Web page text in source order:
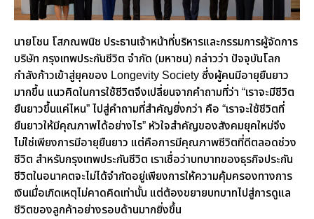
นายโชน โสภณพนิช ประธานเจ้าหน้าที่บริหารและกรรมการผู้จัดการ
บริษัท กรุงเทพประกันชีวิต จำกัด (มหาชน) กล่าวว่า ปัจจุบันโลก
กำลังก้าวเข้าสู่ยุคของ Longevity Societyซึ่งผู้คนมีอายุยืนยาว
มากขึ้น แนวคิดในการใช้ชีวิตจึงเปลี่ยนจากคำถามที่ว่า “เราจะมีชีวิต
ยืนยาวขึ้นแค่ไหน”ไปสู่คำถามที่สำคัญยิ่งกว่า คือ “เราจะใช้ชีวิตที่
ยืนยาวให้มีคุณภาพได้อย่างไร” หัวใจสำคัญของสังคมยุคใหม่จึง
ไม่ใช่เพียงการมีอายุยืนยาว แต่คือการมีคุณภาพชีวิตที่ดีตลอดช่วง
ชีวิต สำหรับกรุงเทพประกันชีวิต เราเชื่อว่าบทบาทของธุรกิจประกัน
ชีวิตในอนาคตจะไม่ได้จำกัดอยู่เพียงการให้ความคุ้มครองทางการ
เงินเมื่อเกิดเหตุไม่คาดคิดเท่านั้น แต่ต้องขยายบทบาทไปสู่การดูแล
ชีวิตของลูกค้าอย่างรอบด้านมากยิ่งขึ้น